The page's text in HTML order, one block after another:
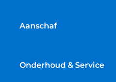
Aanschaf
Bedrijfswagens
Onderhoud & Service